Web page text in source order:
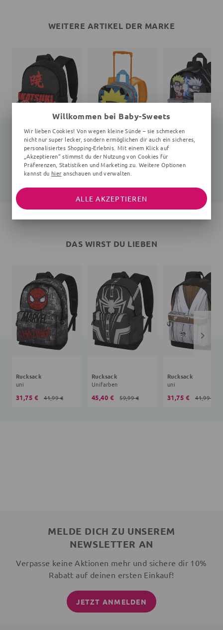
WEITERE ARTIKEL DER MARKE
Rucksack
Unifarben
Rucksack
Unifarben
Rucksack
uni
DAS WIRST DU LIEBEN
Rucksack
uni
31,75 € 41,99 €
Rucksack
Unifarben
45,40 € 59,99 €
Rucksack
uni
31,75 € 41,99 €
MELDE DICH ZU UNSEREM
NEWSLETTER AN
Verpasse keine Aktionen mehr und sichere dir 10%
Rabatt auf deinen ersten Einkauf!
JETZT ANMELDEN
Willkommen bei Baby-Sweets
Wir lieben Cookies! Von wegen kleine Sünde – sie schmecken
nicht nur super lecker, sondern ermöglichen dir auch ein sicheres,
personalisiertes Shopping-Erlebnis. Mit einem Klick auf
„Akzeptieren“ stimmst du der Nutzung von Cookies für
Präferenzen, Statistiken und Marketing zu. Weitere Optionen
kannst du hier anschauen und verwalten.
ALLE AKZEPTIEREN